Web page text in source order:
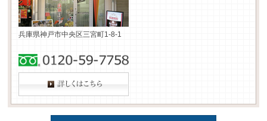
兵庫県神戸市中央区三宮町1-8-1